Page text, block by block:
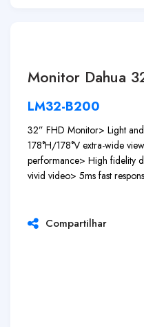
Monitor Dahua
LM32-B200
32” FHD Monitor> Light
178°H/178°V extra-wide
performance> High fidelity
vivid video> 5ms fast
Compartilhar